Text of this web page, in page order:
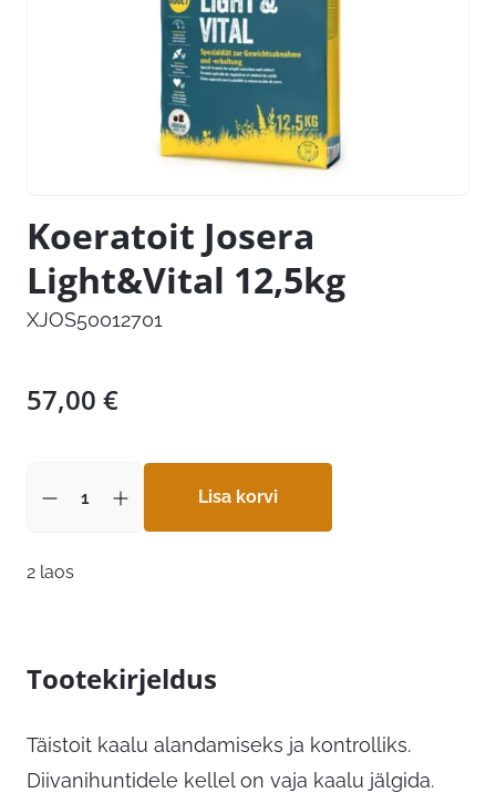
Koeratoit Josera
Light&Vital 12,5kg
XJOS50012701
57,00 €
Lisa korvi
2 laos
Tootekirjeldus
Täistoit kaalu alandamiseks ja kontrolliks.
Diivanihuntidele kellel on vaja kaalu jälgida.